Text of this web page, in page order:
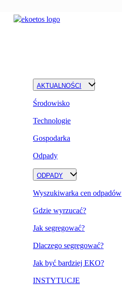
AKTUALNOŚCI
Środowisko
Technologie
Gospodarka
Odpady
ODPADY
Wyszukiwarka cen odpadów
Gdzie wyrzucać?
Jak segregować?
Dlaczego segregować?
Jak być bardziej EKO?
INSTYTUCJE